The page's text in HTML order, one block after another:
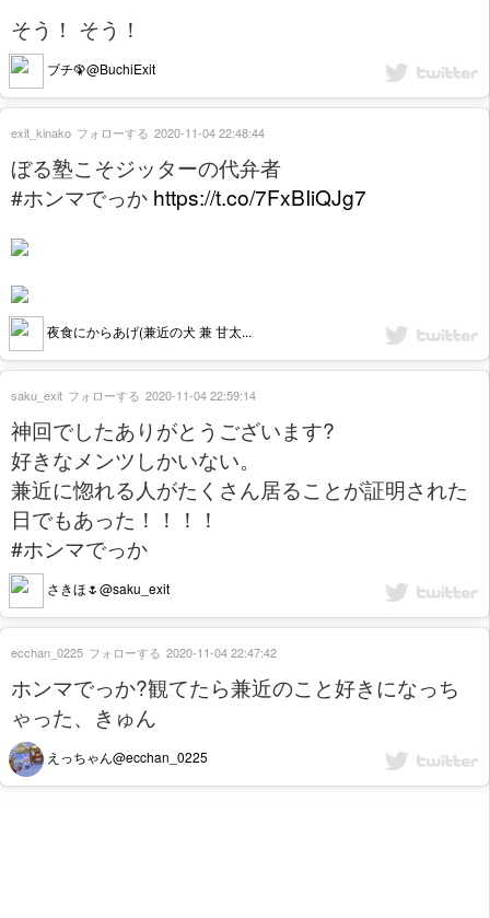
そう！ そう！
ブチ🦚@BuchiExit
ぼる塾こそジッターの代弁者
#ホンマでっか https://t.co/7FxBIiQJg7
夜食にからあげ(兼近の犬 兼 甘太...
exit_kinako フォローする 2020-11-04 22:48:44
神回でしたありがとうございます?
好きなメンツしかいない。
兼近に惚れる人がたくさん居ることが証明された
日でもあった！！！！
#ホンマでっか
さきほ🌷@saku_exit
saku_exit フォローする 2020-11-04 22:59:14
ホンマでっか?観てたら兼近のこと好きになっち
ゃった、きゅん
えっちゃん@ecchan_0225
ecchan_0225 フォローする 2020-11-04 22:47:42